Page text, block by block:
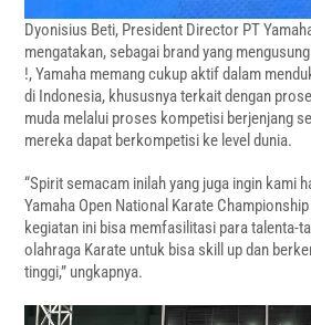
Dyonisius Beti, President Director PT
mengatakan, sebagai brand yang
!, Yamaha memang cukup aktif dalam
di Indonesia, khususnya terkait dengan
muda melalui proses kompetisi berjenjang
mereka dapat berkompetisi ke level dunia.
“Spirit semacam inilah yang juga ingin kami
Yamaha Open National Karate
kegiatan ini bisa memfasilitasi para talenta-
olahraga Karate untuk bisa skill up dan
tinggi,” ungkapnya.